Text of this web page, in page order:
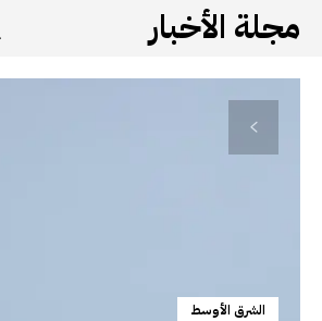
مجلة الأخبار
الشرق الأوسط